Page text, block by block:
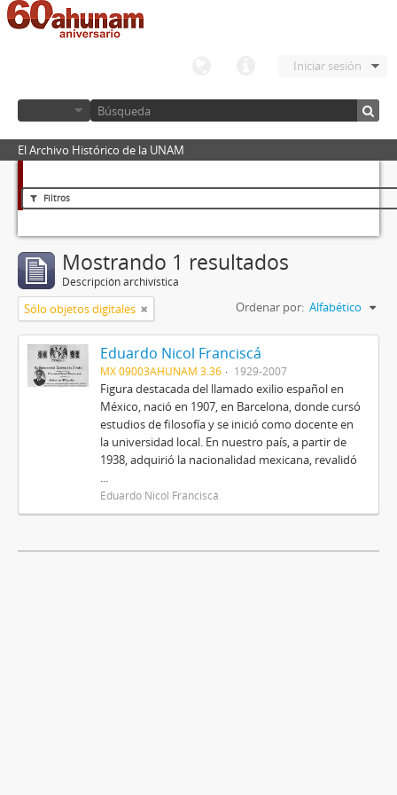
Iniciar sesión
El Archivo Histórico de la UNAM
Filtros
Mostrando 1 resultados
Descripción archivística
Sólo objetos digitales Ordenar por: Alfabético
Eduardo Nicol Franciscá
MX 09003AHUNAM 3.36 1929-2007
Figura destacada del llamado exilio español en
México, nació en 1907, en Barcelona, donde cursó
estudios de filosofía y se inició como docente en
la universidad local. En nuestro país, a partir de
1938, adquirió la nacionalidad mexicana, revalidó
...
Eduardo Nicol Franciscá